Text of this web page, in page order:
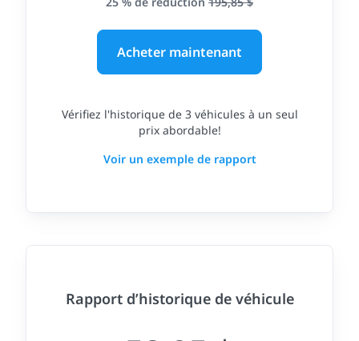
Acheter maintenant
Vérifiez l'historique de 3 véhicules à un seul
prix abordable!
Voir un exemple de rapport
Rapport d’historique de véhicule